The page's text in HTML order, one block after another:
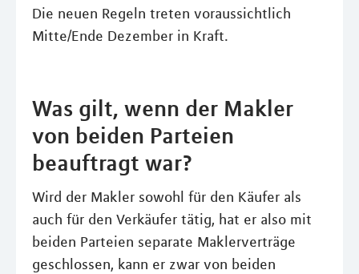
Die neuen Regeln treten voraussichtlich
Mitte/Ende Dezember in Kraft.
Was gilt, wenn der Makler
von beiden Parteien
beauftragt war?
Wird der Makler sowohl für den Käufer als
auch für den Verkäufer tätig, hat er also mit
beiden Parteien separate Maklerverträge
geschlossen, kann er zwar von beiden